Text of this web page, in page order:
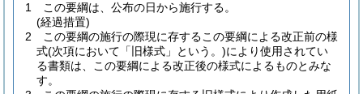
1
この要綱は、公布の日から施行する。
(経過措置)
2
この要綱の施行の際現に存するこの要綱による改正前の様
式(次項において「旧様式」という。)により使用されてい
る書類は、この要綱による改正後の様式によるものとみな
す。